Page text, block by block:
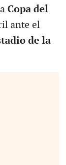
Copa del
ante el
de la